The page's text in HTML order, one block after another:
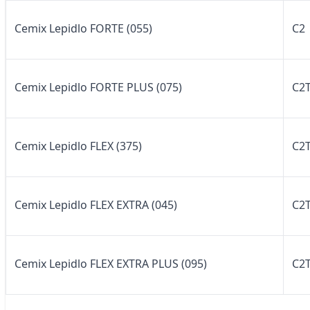
Cemix Lepidlo FORTE (055) C2
Cemix Lepidlo FORTE PLUS (075)
Cemix Lepidlo FLEX (375)
Cemix Lepidlo FLEX EXTRA (045)
Cemix Lepidlo FLEX EXTRA PLUS (095)